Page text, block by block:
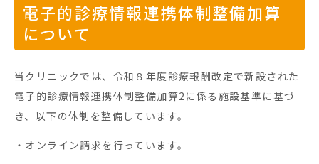
電子的診療情報連携体制整備加算
について
当クリニックでは、令和８年度診療報酬改定で新設された
電子的診療情報連携体制整備加算2に係る施設基準に基づ
き、以下の体制を整備しています。
・オンライン請求を行っています。